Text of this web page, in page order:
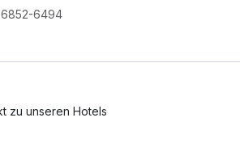
W-LAN Nutzung /
6494
zu unseren Hotels